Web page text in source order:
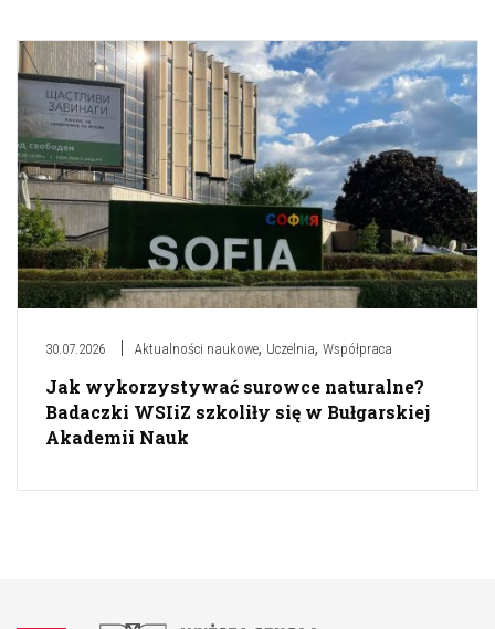
30.07.2026 Aktualności naukowe, Uczelnia, Współpraca
Jak wykorzystywać surowce naturalne?
Badaczki WSIiZ szkoliły się w Bułgarskiej
Akademii Nauk